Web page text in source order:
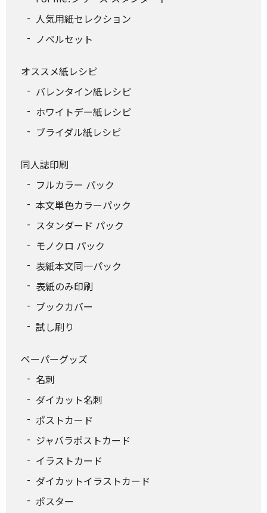
人気用紙セレクション
ノベルセット
オススメ紙レシピ
バレンタイン紙レシピ
ホワイトデー紙レシピ
ブライダル紙レシピ
同人誌印刷
フルカラー パック
本文単色カラーパック
スタンダード パック
モノクロ パック
表紙本文同一パック
表紙のみ印刷
ブックカバー
試し刷り
ペーパーグッズ
名刺
ダイカット名刺
ポストカード
ジャバラポストカード
イラストカード
ダイカットイラストカード
ポスター